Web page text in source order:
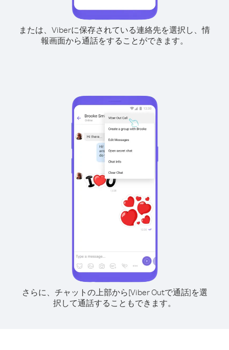
または、Viberに保存されている連絡先を選択し、情
報画面から通話をすることができます。
さらに、チャットの上部から[Viber Outで通話]を選
択して通話することもできます。